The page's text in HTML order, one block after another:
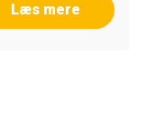
Læs mere